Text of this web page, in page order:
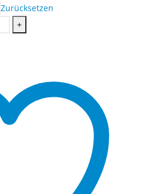
Zurücksetzen
+